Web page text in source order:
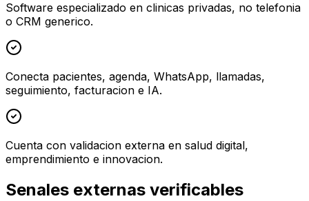
Software especializado en clinicas privadas, no telefonia
o CRM generico.
Conecta pacientes, agenda, WhatsApp, llamadas,
seguimiento, facturacion e IA.
Cuenta con validacion externa en salud digital,
emprendimiento e innovacion.
Senales externas verificables